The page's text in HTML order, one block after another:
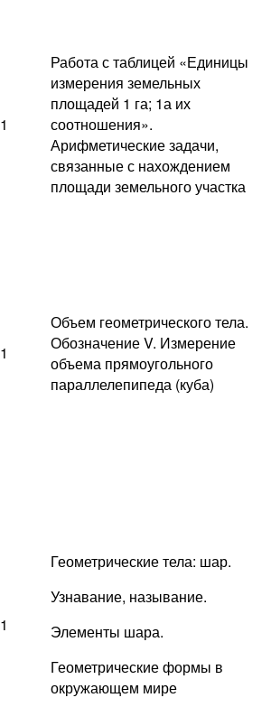
1
Работа с таблицей «Единицы
измерения земельных
площадей 1 га; 1а их
соотношения».
Арифметические задачи,
связанные с нахождением
площади земельного участка
1
Объем геометрического тела.
Обозначение V. Измерение
объема прямоугольного
параллелепипеда (куба)
1
Геометрические тела: шар.
Узнавание, называние.
Элементы шара.
Геометрические формы в
окружающем мире